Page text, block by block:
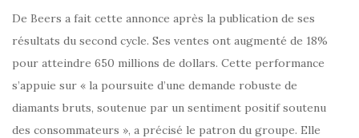
De Beers a fait cette annonce après la publication de ses
résultats du second cycle. Ses ventes ont augmenté de 18%
pour atteindre 650 millions de dollars. Cette performance
s’appuie sur « la poursuite d’une demande robuste de
diamants bruts, soutenue par un sentiment positif soutenu
des consommateurs », a précisé le patron du groupe. Elle